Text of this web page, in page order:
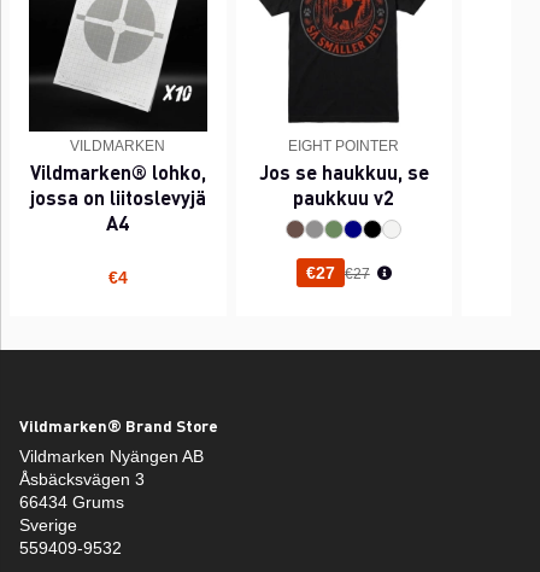
VILDMARKEN
Vildmarken® lohko,
jossa on liitoslevyjä
A4
€4
EIGHT POINTER
Jos se haukkuu, se
paukkuu v2
€27 Normaali hinta
€27
Vildmarken® Brand Store
Vildmarken Nyängen AB
Åsbäcksvägen 3
66434 Grums
Sverige
559409-9532